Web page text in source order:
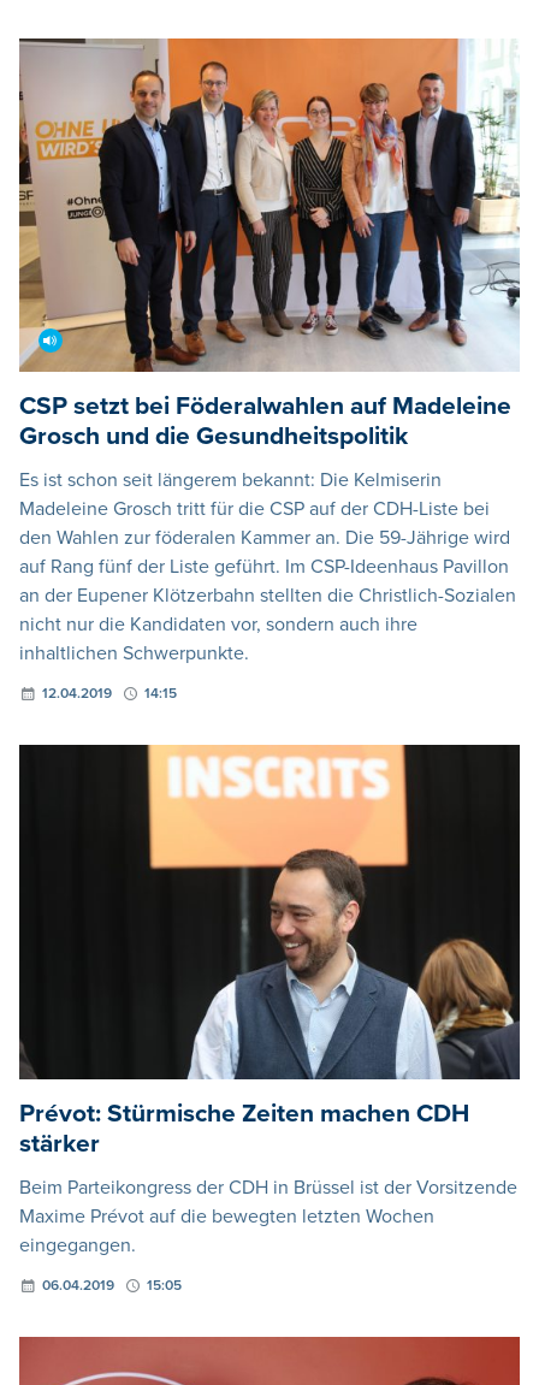
CSP setzt bei Föderalwahlen auf Madeleine
Grosch und die Gesundheitspolitik
Es ist schon seit längerem bekannt: Die Kelmiserin
Madeleine Grosch tritt für die CSP auf der CDH-Liste bei
den Wahlen zur föderalen Kammer an. Die 59-Jährige wird
auf Rang fünf der Liste geführt. Im CSP-Ideenhaus Pavillon
an der Eupener Klötzerbahn stellten die Christlich-Sozialen
nicht nur die Kandidaten vor, sondern auch ihre
inhaltlichen Schwerpunkte.
12.04.2019 14:15
Prévot: Stürmische Zeiten machen CDH
stärker
Beim Parteikongress der CDH in Brüssel ist der Vorsitzende
Maxime Prévot auf die bewegten letzten Wochen
eingegangen.
06.04.2019 15:05